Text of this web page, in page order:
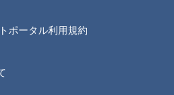
ポータル利用規約